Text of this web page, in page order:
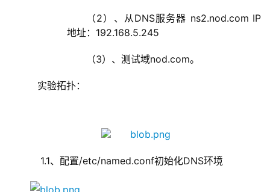
（2）、从DNS服务器 ns2.nod.com IP
地址：192.168.5.245
（3）、测试域nod.com。
实验拓扑：
1.1、配置/etc/named.conf初始化DNS环境